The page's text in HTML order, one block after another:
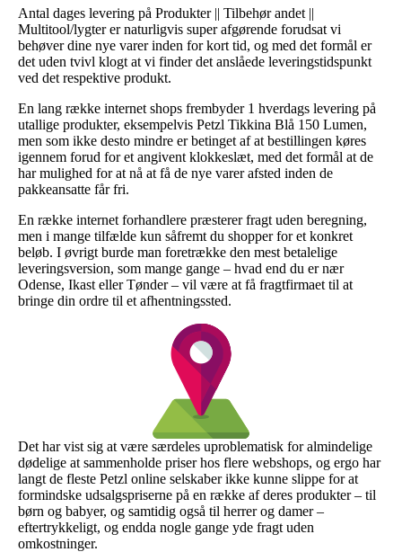
Antal dages levering på Produkter || Tilbehør andet ||
Multitool/lygter er naturligvis super afgørende forudsat vi
behøver dine nye varer inden for kort tid, og med det formål er
det uden tvivl klogt at vi finder det anslåede leveringstidspunkt
ved det respektive produkt.
En lang række internet shops frembyder 1 hverdags levering på
utallige produkter, eksempelvis Petzl Tikkina Blå 150 Lumen,
men som ikke desto mindre er betinget af at bestillingen køres
igennem forud for et angivent klokkeslæt, med det formål at de
har mulighed for at nå at få de nye varer afsted inden de
pakkeansatte får fri.
En række internet forhandlere præsterer fragt uden beregning,
men i mange tilfælde kun såfremt du shopper for et konkret
beløb. I øvrigt burde man foretrække den mest betalelige
leveringsversion, som mange gange – hvad end du er nær
Odense, Ikast eller Tønder – vil være at få fragtfirmaet til at
bringe din ordre til et afhentningssted.
Det har vist sig at være særdeles uproblematisk for almindelige
dødelige at sammenholde priser hos flere webshops, og ergo har
langt de fleste Petzl online selskaber ikke kunne slippe for at
formindske udsalgspriserne på en række af deres produkter – til
børn og babyer, og samtidig også til herrer og damer –
eftertrykkeligt, og endda nogle gange yde fragt uden
omkostninger.